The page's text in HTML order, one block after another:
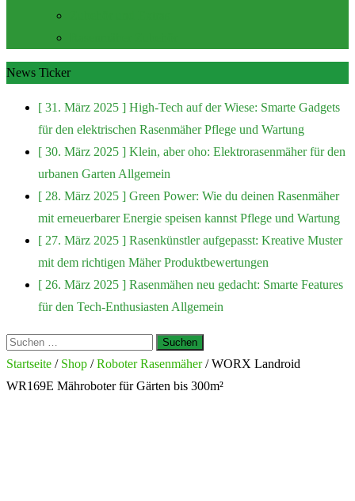
News Ticker
[ 31. März 2025 ] High-Tech auf der Wiese: Smarte Gadgets
für den elektrischen RasenmäherPflege und Wartung
[ 30. März 2025 ] Klein, aber oho: Elektrorasenmäher für den
urbanen Garten Allgemein
[ 28. März 2025 ] Green Power: Wie du deinen Rasenmäher
mit erneuerbarer Energie speisen kannst Pflege und Wartung
[ 27. März 2025 ] Rasenkünstler aufgepasst: Kreative Muster
mit dem richtigen MäherProduktbewertungen
[ 26. März 2025 ] Rasenmähen neu gedacht: Smarte Features
für den Tech-Enthusiasten Allgemein
Suchen
nach:
Startseite / Shop /Roboter Rasenmäher/ WORX Landroid
WR169E Mähroboter für Gärten bis 300m²